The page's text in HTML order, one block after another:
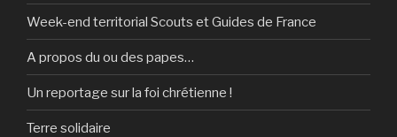
Week-end territorial Scouts et Guides de France
A propos du ou des papes…
Un reportage sur la foi chrétienne !
Terre solidaire